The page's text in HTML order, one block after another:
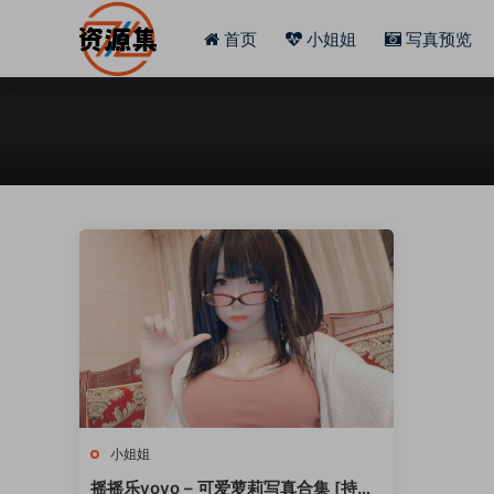
首页 小姐姐 写真预览
小姐姐
摇摇乐yoyo – 可爱萝莉写真合集 [持续